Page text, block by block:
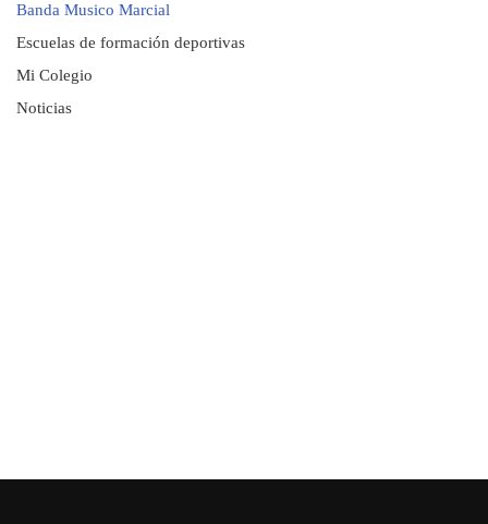
Banda Musico Marcial
Escuelas de formación deportivas
Mi Colegio
Noticias